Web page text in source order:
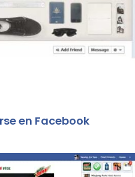
en Facebook